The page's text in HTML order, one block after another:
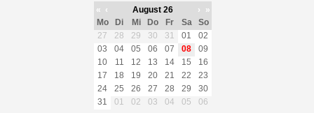
« ‹ August 26 ›
»
Mo
Di Mi Do Fr Sa
So
27
28 29 30 31 01
02
03
04 05 06 07 08
09
10
11 12 13 14 15
16
17
18 19 20 21 22
23
24
25 26 27 28 29
30
31
01 02 03 04 05 06